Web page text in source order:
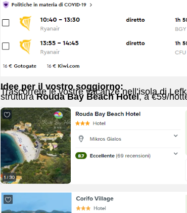
Idee per il vostro soggiorno:
Trascorrete le vostre vacanze nell’isola di
strutturaRouda Bay Beach Hotel, a €59/